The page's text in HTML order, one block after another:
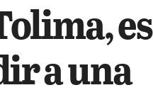
es
a una